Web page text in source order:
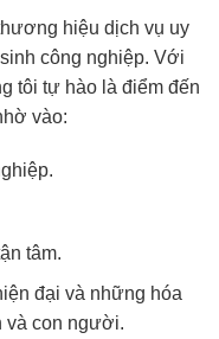
hiệu dịch vụ uy
công nghiệp. Với
tôi tự hào là điểm đến
vào:
tâm.
đại và những hóa
và con người.